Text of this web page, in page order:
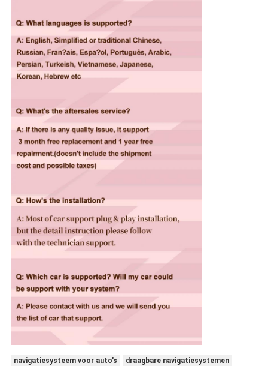
navigatiesysteem voor auto's
draagbare navigatiesystemen